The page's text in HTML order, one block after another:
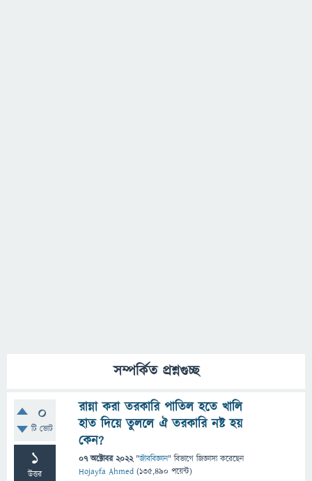
সম্পর্কিত প্রশ্নগুচ্ছ
0
টি ভোট
1
উত্তর
রান্না করা তরকারি পাতিল হতে খালি
হাত দিয়ে তুললে ঐ তরকারি নষ্ট হয়
কেন?
07 অক্টোবর 2022 "জীববিজ্ঞান" বিভাগে জিজ্ঞাসাকরেছেন
Hojayfa Ahmed (135,490 পয়েন্ট)